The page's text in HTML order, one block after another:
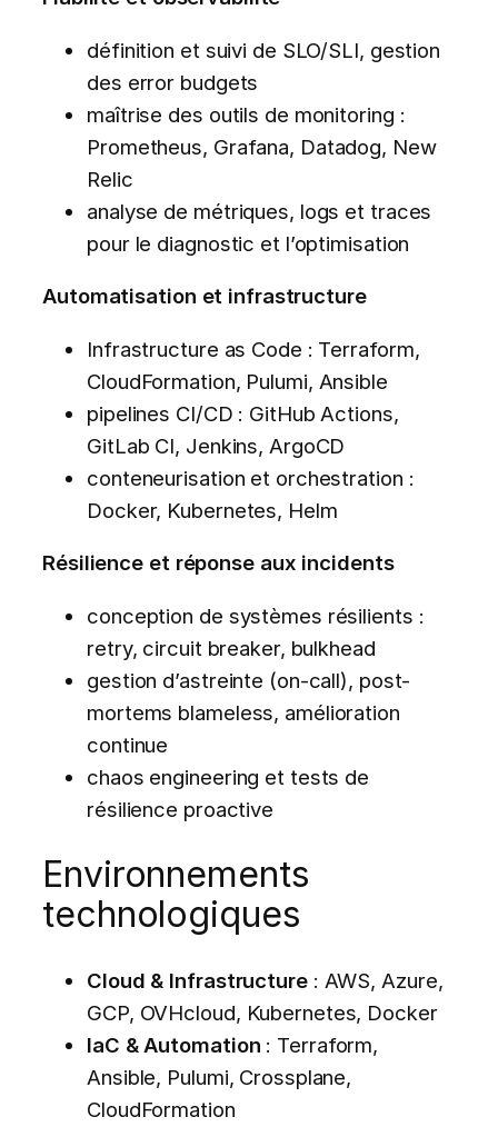
définition et suivi de SLO/SLI, gestion
des error budgets
maîtrise des outils de monitoring :
Prometheus, Grafana, Datadog, New
Relic
analyse de métriques, logs et traces
pour le diagnostic et l’optimisation
Automatisation et infrastructure
Infrastructure as Code : Terraform,
CloudFormation, Pulumi, Ansible
pipelines CI/CD : GitHub Actions,
GitLab CI, Jenkins, ArgoCD
conteneurisation et orchestration :
Docker, Kubernetes, Helm
Résilience et réponse aux incidents
conception de systèmes résilients :
retry, circuit breaker, bulkhead
gestion d’astreinte (on-call), post-
mortems blameless, amélioration
continue
chaos engineering et tests de
résilience proactive
Environnements
technologiques
Cloud & Infrastructure: AWS, Azure,
GCP, OVHcloud, Kubernetes, Docker
IaC & Automation : Terraform,
Ansible, Pulumi, Crossplane,
CloudFormation